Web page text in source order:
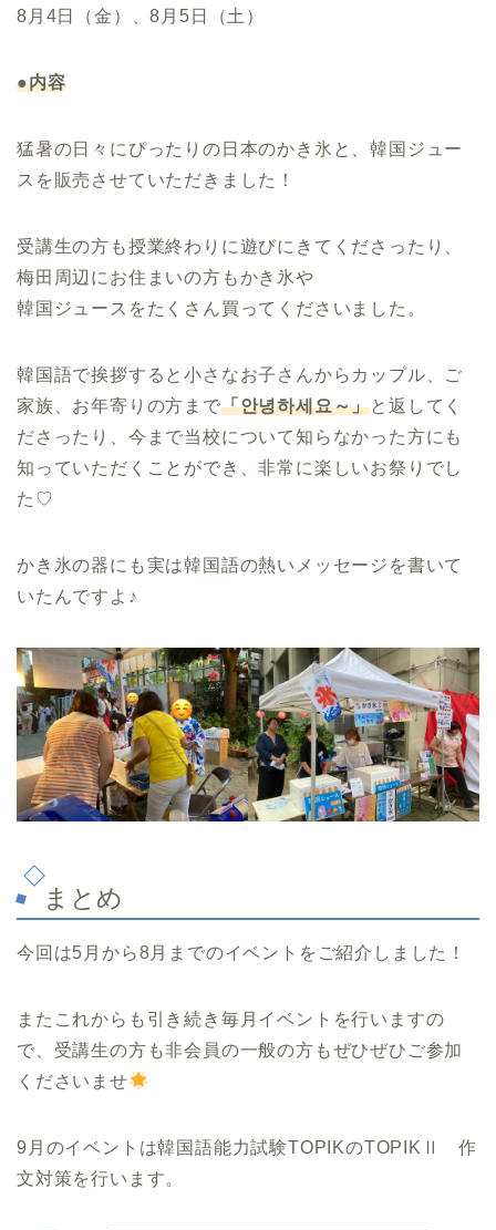
8月4日（金）、8月5日（土）
●内容
猛暑の日々にぴったりの日本のかき氷と、韓国ジュー
スを販売させていただきました！
受講生の方も授業終わりに遊びにきてくださったり、
梅田周辺にお住まいの方もかき氷や
韓国ジュースをたくさん買ってくださいました。
韓国語で挨拶すると小さなお子さんからカップル、ご
家族、お年寄りの方まで「안녕하세요～」と返してく
ださったり、今まで当校について知らなかった方にも
知っていただくことができ、非常に楽しいお祭りでし
た♡
かき氷の器にも実は韓国語の熱いメッセージを書いて
いたんですよ♪
まとめ
今回は5月から8月までのイベントをご紹介しました！
またこれからも引き続き毎月イベントを行いますの
で、受講生の方も非会員の一般の方もぜひぜひご参加
くださいませ
9月のイベントは韓国語能力試験TOPIKのTOPIKⅡ 作
文対策を行います。